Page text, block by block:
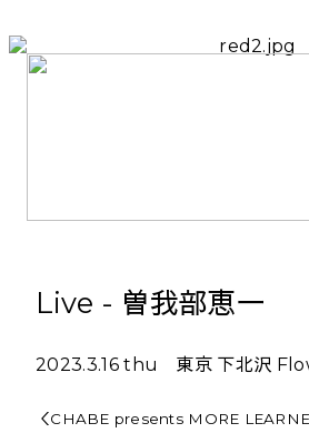
Live - 曽我部恵一
2023.3.16 thu 東京 下北沢
＜CHABE presents MORE